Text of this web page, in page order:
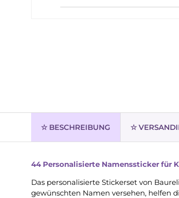
☆ BESCHREIBUNG ☆
44 Personalisierte Namenssticker für
Das personalisierte Stickerset von
gewünschten Namen versehen, helfen